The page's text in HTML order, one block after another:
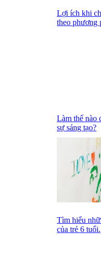
Lợi ích khi
theo phương
Làm thế nào
sự sáng tạo?
Tìm hiểu
của trẻ 6 tuổi.